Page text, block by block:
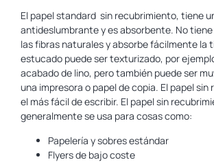
El papel standard sin recubrimiento, tiene
antideslumbrante y es absorbente. No
las fibras naturales y absorbe fácilmente la
estucado puede ser texturizado, por
acabado de lino, pero también puede ser
una impresora o papel de copia. El papel
el más fácil de escribir. El papel sin
generalmente se usa para cosas como:
Papelería y sobres estándar
Flyers de bajo coste